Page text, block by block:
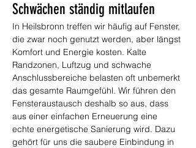
Schwächen ständig mitlaufen
In Heilsbronn treffen wir häufig auf Fenster,
die zwar noch genutzt werden, aber längst
Komfort und Energie kosten. Kalte
Randzonen, Luftzug und schwache
Anschlussbereiche belasten oft unbemerkt
das gesamte Raumgefühl. Wir führen den
Fensteraustausch deshalb so aus, dass
aus einer einfachen Erneuerung eine
echte energetische Sanierung wird. Dazu
gehört für uns die saubere Einbindung in